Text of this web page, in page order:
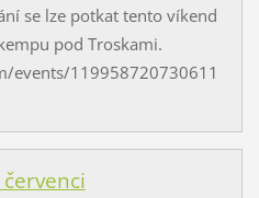
se lze potkat tento víkend
pod Troskami.
events/119958720730611